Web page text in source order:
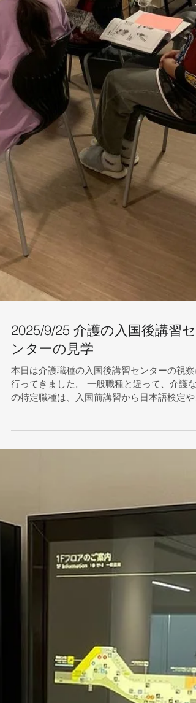
2025/9/25 介護の入国後講習セ
ンターの見学
本日は介護職種の入国後講習センターの視察